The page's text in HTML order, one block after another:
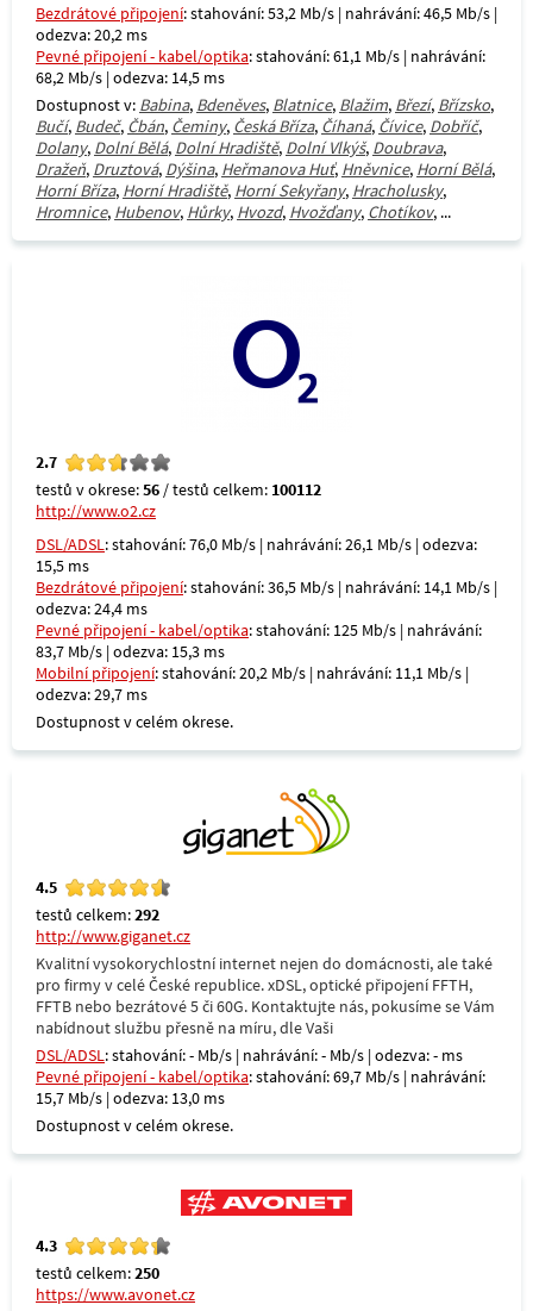
Bezdrátové připojení: stahování: 53,2 Mb/s | nahrávání: 46,5 Mb/s |
odezva: 20,2 ms
Pevné připojení - kabel/optika: stahování: 61,1 Mb/s | nahrávání:
68,2 Mb/s | odezva: 14,5 ms
Dostupnost v: Babina, Bdeněves, Blatnice, Blažim, Březí, Břízsko,
Bučí, Budeč, Čbán, Čeminy, Česká Bříza, Číhaná, Čívice, Dobříč,
Dolany, Dolní Bělá, Dolní Hradiště, Dolní Vlkýš, Doubrava,
Dražeň, Druztová, Dýšina, Heřmanova Huť, Hněvnice, Horní Bělá,
Horní Bříza, Horní Hradiště, Horní Sekyřany, Hracholusky,
Hromnice, Hubenov, Hůrky, Hvozd, Hvožďany, Chotíkov, ...
2.7
testů v okrese:56 / testů celkem: 100112
http://www.o2.cz
DSL/ADSL: stahování: 76,0 Mb/s | nahrávání: 26,1 Mb/s | odezva:
15,5 ms
Bezdrátové připojení: stahování: 36,5 Mb/s | nahrávání: 14,1 Mb/s |
odezva: 24,4 ms
Pevné připojení - kabel/optika: stahování: 125 Mb/s | nahrávání:
83,7 Mb/s | odezva: 15,3 ms
Mobilní připojení: stahování: 20,2 Mb/s | nahrávání: 11,1 Mb/s |
odezva: 29,7 ms
Dostupnost v celém okrese.
4.5
testů celkem:292
http://www.giganet.cz
Kvalitní vysokorychlostní internet nejen do domácnosti, ale také
pro firmy v celé České republice. xDSL, optické připojení FFTH,
FFTB nebo bezrátové 5 či 60G. Kontaktujte nás, pokusíme se Vám
nabídnout službu přesně na míru, dle Vaši
DSL/ADSL: stahování: - Mb/s | nahrávání: - Mb/s | odezva: - ms
Pevné připojení - kabel/optika: stahování: 69,7 Mb/s | nahrávání:
15,7 Mb/s | odezva: 13,0 ms
Dostupnost v celém okrese.
4.3
testů celkem:250
https://www.avonet.cz